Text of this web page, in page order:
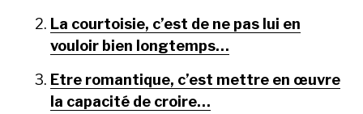
La courtoisie, c’est de ne pas lui en
vouloir bien longtemps…
Etre romantique, c’est mettre en œuvre
la capacité de croire…